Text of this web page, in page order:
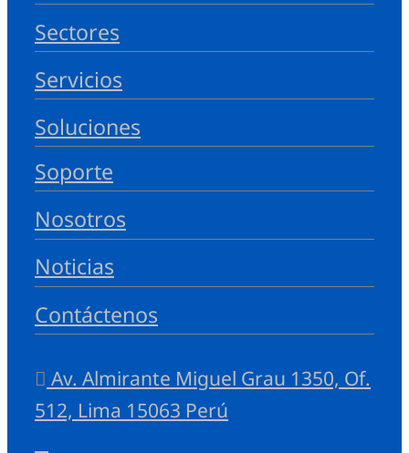
Sectores
Servicios
Soluciones
Soporte
Nosotros
Noticias
Contáctenos
Av. Almirante Miguel Grau 1350, Of.
512, Lima 15063 Perú